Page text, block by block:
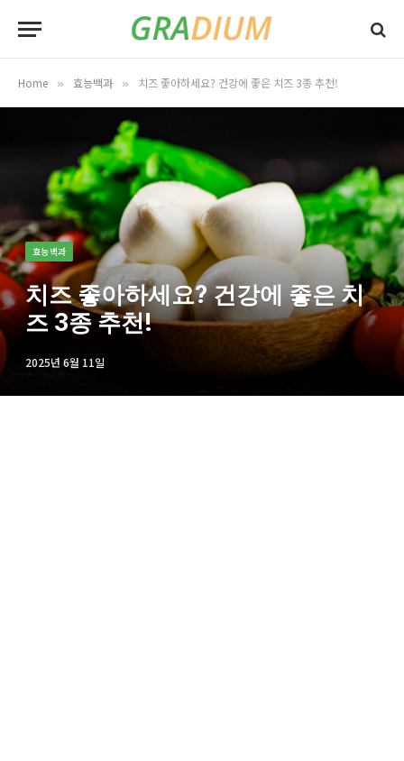
Home » 효능백과 » 치즈 좋아하세요? 건강에 좋은 치즈 3종 추천!
효능백과
치즈 좋아하세요? 건강에 좋은 치
즈 3종 추천!
2025년 6월 11일